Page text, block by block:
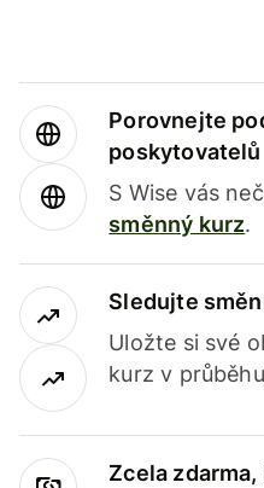
Porovnejte
poskytovatelů
S Wise vás
směnný kurz.
Sledujte
Uložte si své
kurz v
Zcela zdarma,